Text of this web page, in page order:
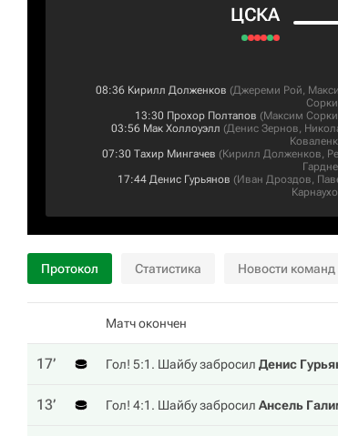
ЦСКА
08:36 Кирилл Долженков (Джереми Рой,
13:30 Прохор Полтапов (Максим
03:56 Мак Холлоуэлл (Денис Зернов,
07:30 Тахир Мингачев (Кирилл Долженков,
17:44 Денис Гурьянов (Иван Дроздов,
Протокол Статистика Новости команд
Матч окончен
17‎’‎ Гол! 5:1. Шайбу забросил Денис
13‎’‎ Гол! 4:1. Шайбу забросил Ансель